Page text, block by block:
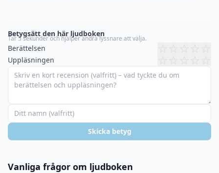
Betygsätt den här ljudboken
Tar 5 sekunder och hjälper andra lyssnare att välja.
Berättelsen ☆☆☆☆☆
Uppläsningen ☆ ☆ ☆ ☆ ☆
Skicka betyg
Vanliga frågor om ljudboken